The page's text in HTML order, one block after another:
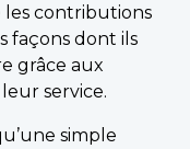
les contributions
façons dont ils
grâce aux
service.
simple